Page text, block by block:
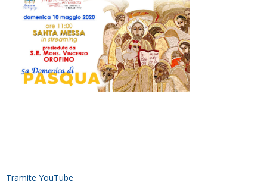
Tramite YouTube